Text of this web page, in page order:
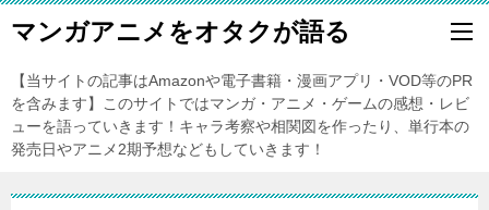
マンガアニメをオタクが語る
【当サイトの記事はAmazonや電子書籍・漫画アプリ・VOD等のPR
を含みます】このサイトではマンガ・アニメ・ゲームの感想・レビ
ューを語っていきます！キャラ考察や相関図を作ったり、単行本の
発売日やアニメ2期予想などもしていきます！